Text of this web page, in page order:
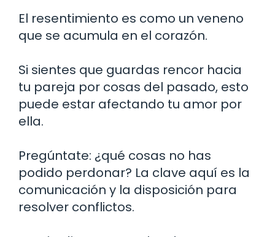
El resentimiento es como un veneno
que se acumula en el corazón.
Si sientes que guardas rencor hacia
tu pareja por cosas del pasado, esto
puede estar afectando tu amor por
ella.
Pregúntate: ¿qué cosas no has
podido perdonar? La clave aquí es la
comunicación y la disposición para
resolver conflictos.